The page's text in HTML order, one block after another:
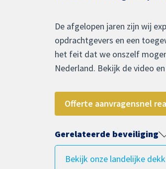
De afgelopen jaren zijn wij
opdrachtgevers en een
het feit dat we onszelf
Nederland. Bekijk de video
Offerte aanvragensnel
Gerelateerde beveiliging
Bekijk onze landelijke